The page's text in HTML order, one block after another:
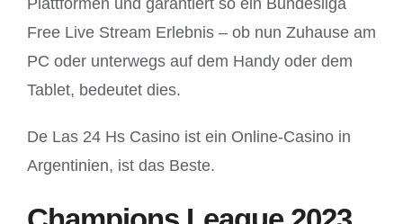
Plattformen und garantiert so ein Bundesliga
Free Live Stream Erlebnis – ob nun Zuhause am
PC oder unterwegs auf dem Handy oder dem
Tablet, bedeutet dies.
De Las 24 Hs Casino ist ein Online-Casino in
Argentinien, ist das Beste.